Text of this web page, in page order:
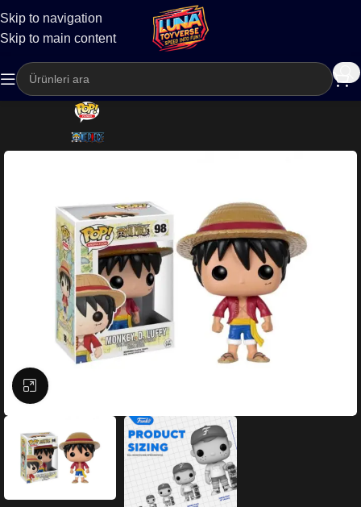
Skip to navigation
Skip to main content
Kargo
Büyütmek için tıklayın